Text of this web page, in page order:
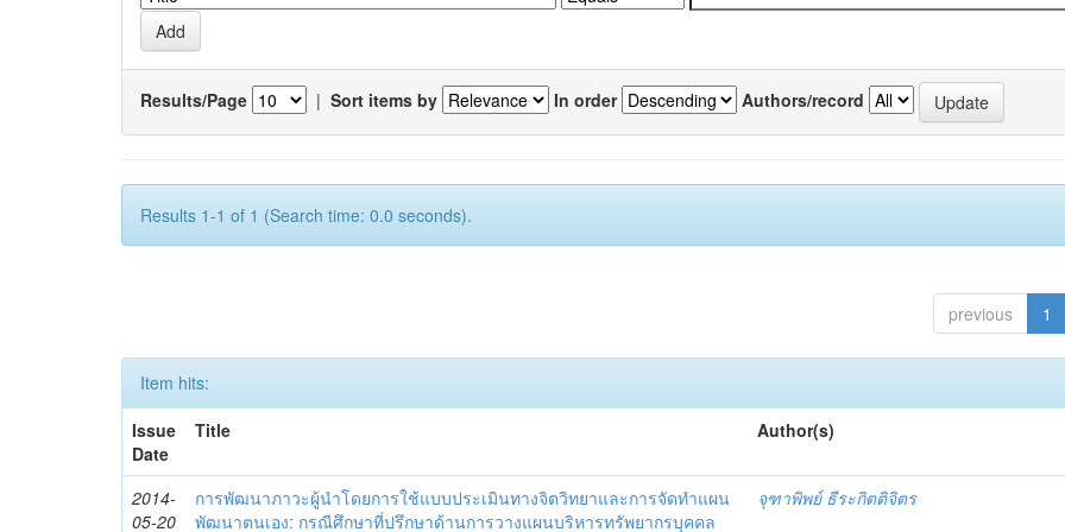
Results/Page | Sort items by In order Authors/record
Results 1-1 of 1 (Search time: 0.0 seconds).
previous 1
Item hits:
Issue
Date
Title Author(s)
2014-
05-20
การพัฒนาภาวะผู้นำโดยการใช้แบบประเมินทางจิตวิทยาและการจัดทำแผน
พัฒนาตนเอง: กรณีศึกษาที่ปรึกษาด้านการวางแผนบริหารทรัพยากรบุคคล
จุฑาพิพย์ ธีระกิตติจิตร